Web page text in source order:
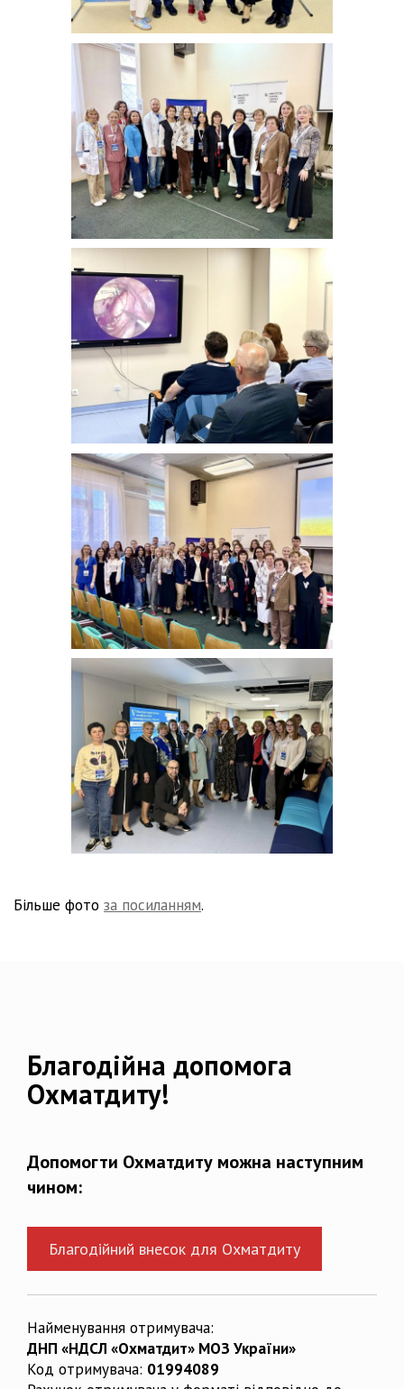
Більше фото за посиланням.
Благодійна допомога
Охматдиту!
Допомогти Охматдиту можна наступним
чином:
Благодійний внесок для Охматдиту
Найменування отримувача:
ДНП «НДСЛ «Охматдит» МОЗ України»
Код отримувача: 01994089